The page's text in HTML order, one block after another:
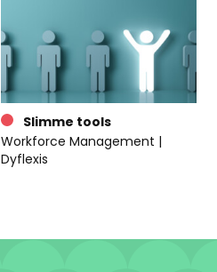
Slimme tools
Workforce Management |
Dyflexis